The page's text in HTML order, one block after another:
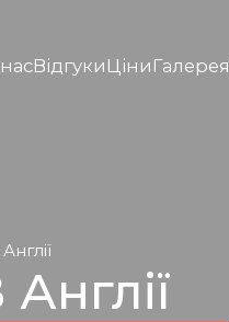
Відгуки Ціни Галерея